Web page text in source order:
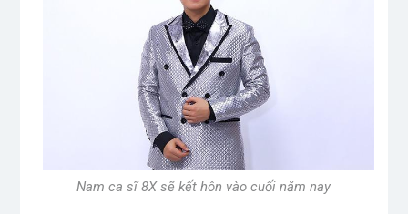
Nam ca sĩ 8X sẽ kết hôn vào cuối năm nay